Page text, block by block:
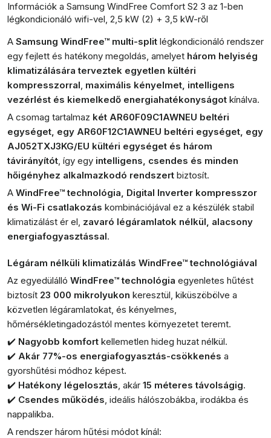
Információk a Samsung WindFree Comfort S2 3 az 1-ben
légkondicionáló wifi-vel, 2,5 kW (2) + 3,5 kW-ről
A Samsung WindFree™ multi-split légkondicionáló rendszer
egy fejlett és hatékony megoldás, amelyet három helyiség
klimatizálására terveztek egyetlen kültéri
kompresszorral, maximális kényelmet, intelligens
vezérlést és kiemelkedő energiahatékonyságot kínálva.
A csomag tartalmaz két AR60F09C1AWNEU beltéri
egységet, egy AR60F12C1AWNEU beltéri egységet, egy
AJ052TXJ3KG/EU kültéri egységet és három
távirányítót, így egy intelligens, csendes és minden
hőigényhez alkalmazkodó rendszert biztosít.
A WindFree™ technológia, Digital Inverter kompresszor
és Wi-Fi csatlakozás kombinációjával ez a készülék stabil
klimatizálást ér el, zavaró légáramlatok nélkül, alacsony
energiafogyasztással.
Légáram nélküli klimatizálás WindFree™ technológiával
Az egyedülálló WindFree™ technológia egyenletes hűtést
biztosít 23 000 mikrolyukon keresztül, kiküszöbölve a
közvetlen légáramlatokat, és kényelmes,
hőmérsékletingadozástól mentes környezetet teremt.
✔️ Nagyobb komfort kellemetlen hideg huzat nélkül.
✔️ Akár 77%-os energiafogyasztás-csökkenés a
gyorshűtési módhoz képest.
✔️ Hatékony légelosztás, akár 15 méteres távolságig.
✔️ Csendes működés, ideális hálószobákba, irodákba és
nappalikba.
A rendszer három hűtési módot kínál: